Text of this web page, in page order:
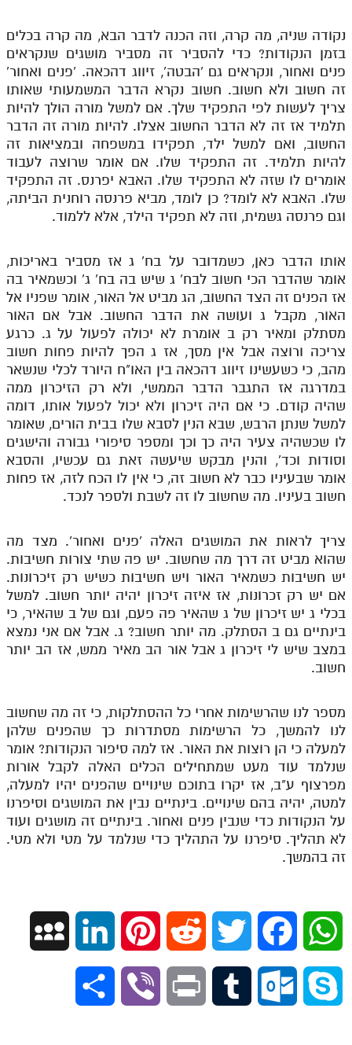
נקודה שניה, מה קרה, וזה הכנה לדבר הבא, מה קרה בכלים
בזמן הנקודות? כדי להסביר זה מסביר מושגים שנקראים
פנים ואחור, ונקראים גם 'הבטה', זיווג דהכאה. 'פנים ואחור'
זה חשוב ולא חשוב. חשוב נקרא הדבר המשמעותי שאותו
צריך לעשות לפי התפקיד שלך. אם למשל מורה הולך להיות
תלמיד אז זה לא הדבר החשוב אצלו. להיות מורה זה הדבר
החשוב, ואם למשל ילד, תפקידו במשפחה ובמציאות זה
להיות תלמיד. זה התפקיד שלו. אם אומר שרוצה לעבוד
אומרים לו שזה לא התפקיד שלו. האבא יפרנס. זה התפקיד
שלו. האבא לא לומד? כן לומד, מביא פרנסה רוחנית הביתה,
וגם פרנסה גשמית, וזה לא תפקיד הילד, אלא ללמוד.
אותו הדבר כאן, כשמדובר על בח' ג אז מסביר באריכות,
אומר שהדבר הכי חשוב לבח' ג שיש בה בח' ג' וכשמאיר בה
אז הפנים זה הצד החשוב, הג מביט אל האור, אומר שפניו אל
האור, מקבל ג ועושה את הדבר החשוב. אבל אם האור
מסתלק ומאיר רק ב אומרת לא יכולה לפעול על ג. כרגע
צריכה ורוצה אבל אין מסך, אז ג הפך להיות פחות חשוב
מהב, כי כשעשינו זיווג דהכאה בין האו"ח היורד לכלי שנשאר
במדרגה אז התגבר הדבר הממשי, ולא רק הזיכרון ממה
שהיה קודם. כי אם היה זיכרון ולא יכול לפעול אותו, דומה
למשל שנתן הרבש, שבא הנין לסבא שלו בבית הורים, שאומר
לו שכשהיה צעיר היה כך וכך ומספר סיפורי גבורה והישגים
וסודות וכד', והנין מבקש שיעשה זאת גם עכשיו, והסבא
אומר שבעיניו כבר לא חשוב זה, כי אין לו הכח לזה, אז פחות
חשוב בעיניו. מה שחשוב לו זה לשבת ולספר לנכד.
צריך לראות את המושגים האלה 'פנים ואחור'. מצד מה
שהוא מביט זה דרך מה שחשוב. יש פה שתי צורות חשיבות.
יש חשיבות כשמאיר האור ויש חשיבות כשיש רק זיכרונות.
אם יש רק זכרונות, אז איזה זיכרון יהיה יותר חשוב. למשל
בכלי ג יש זיכרון של ג שהאיר פה פעם, וגם של ב שהאיר, כי
בינתיים גם ב הסתלק. מה יותר חשוב? ג. אבל אם אני נמצא
במצב שיש לי זיכרון ג אבל אור הב מאיר ממש, אז הב יותר
חשוב.
מספר לנו שהרשימות אחרי כל ההסתלקות, כי זה מה שחשוב
לנו להמשך, כל הרשימות מסתדרות כך שהפנים שלהן
למעלה כי הן רוצות את האור. אז למה סיפור הנקודות? אומר
שנלמד עוד מעט שמתחילים הכלים האלה לקבל אורות
מפרצוף ע"ב, אז יקרו בתוכם שינויים שהפנים יהיו למעלה,
למטה, יהיה בהם שינויים. בינתיים נבין את המושגים וסיפרנו
על הנקודות כדי שנבין פנים ואחור. בינתיים זה מושגים ועוד
לא תהליך. סיפרנו על התהליך כדי שנלמד על מטי ולא מטי.
זה בהמשך.
h
a
w